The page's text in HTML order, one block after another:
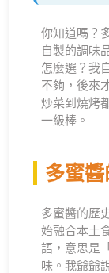
你知道嗎？
自製的調味
怎麼選？我
不夠，後來
炒菜到燒烤
一級棒。
多蜜
多蜜醬的歷
始融合本土
語，意思是
味。我爺爺